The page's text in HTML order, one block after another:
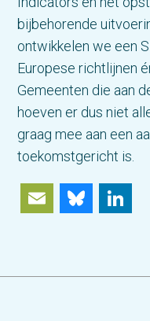
bijbehorende
ontwikkelen we een
Europese richtlijnen
Gemeenten die aan
hoeven er dus niet
graag mee aan een
toekomstgericht is.
Email